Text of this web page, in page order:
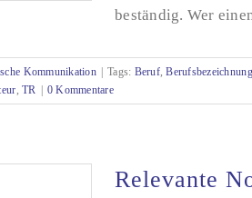
beständig. Wer
Kommunikation Tags: Beruf,Berufsbezeichnung
,TR 0 Kommentare
Relevante